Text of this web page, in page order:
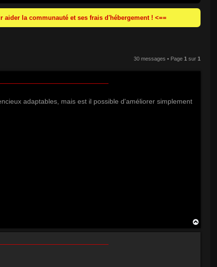
aider la communauté et ses frais d'hébergement ! <==
30 messages • Page1 sur1
adaptables, mais est il possible d'améliorer simplement